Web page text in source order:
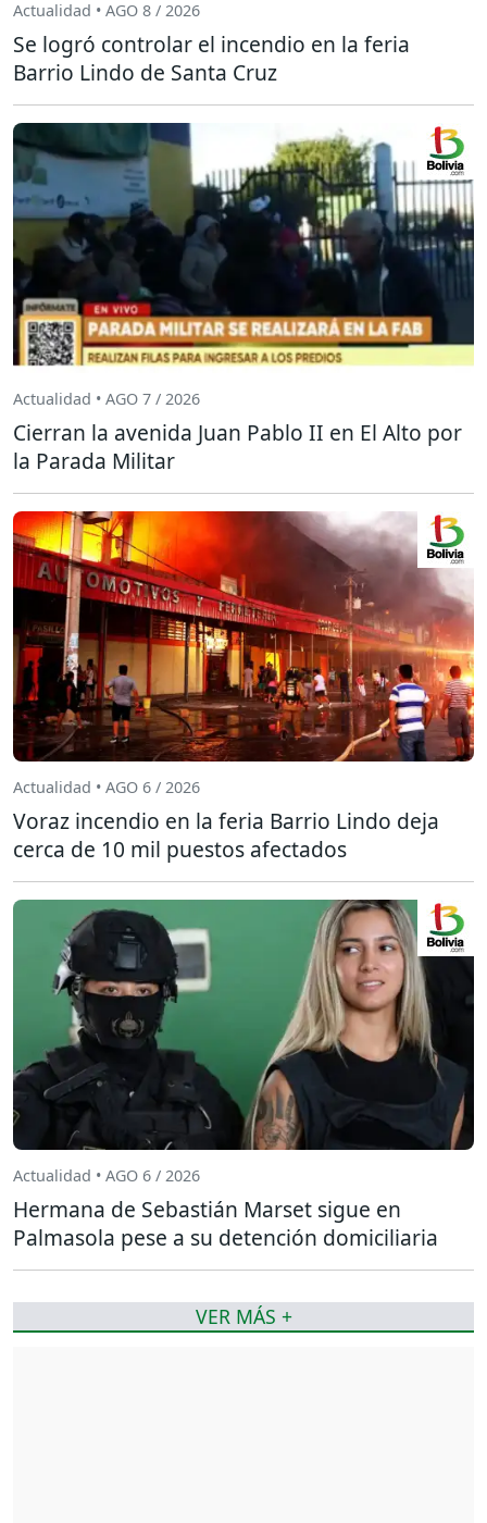
Actualidad • AGO 8 / 2026
Se logró controlar el incendio en la feria
Barrio Lindo de Santa Cruz
Actualidad • AGO 7 / 2026
Cierran la avenida Juan Pablo II en El Alto por
la Parada Militar
Actualidad • AGO 6 / 2026
Voraz incendio en la feria Barrio Lindo deja
cerca de 10 mil puestos afectados
Actualidad • AGO 6 / 2026
Hermana de Sebastián Marset sigue en
Palmasola pese a su detención domiciliaria
VER MÁS +